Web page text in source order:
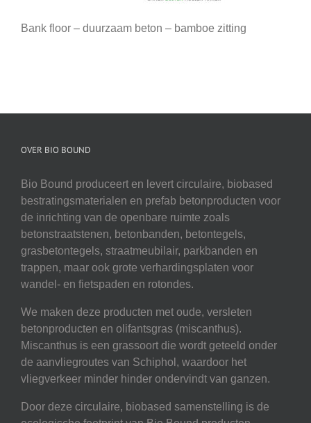
Bank floor – duurzaam beton – bamboe zitting
OVER BIO BOUND
Bio Bound produceert en levert circulaire, biobased
bestratingsmaterialen en prefab betonproducten voor
de inrichting van de openbare ruimte zoals
betonstraatstenen, betonbanden, betontegels,
grasbetontegels, straatmeubilair, parkbanden en
trappen, maar ook grote verhardingsplaten voor
wandel- en fietspaden en rotondes.
We maken deze producten met oude, versleten
betonproducten en olifantsgras (miscanthus).
Miscanthus is een grassoort die wordt geteeld onder
de aanvliegroutes van Schiphol, waardoor het
vliegverkeer minder hinder ondervindt van ganzen.
Door deze circulaire, biobased samenstelling is de